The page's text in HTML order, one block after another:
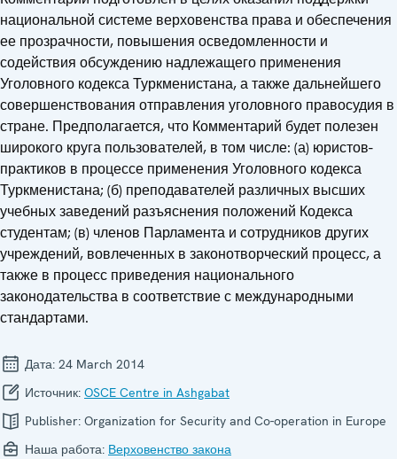
национальной системе верховенства права и обеспечения
ее прозрачности, повышения осведомленности и
содействия обсуждению надлежащего применения
Уголовного кодекса Туркменистана, а также дальнейшего
совершенствования отправления уголовного правосудия в
стране. Предполагается, что Комментарий будет полезен
широкого круга пользователей, в том числе: (а) юристов-
практиков в процессе применения Уголовного кодекса
Туркменистана; (б) преподавателей различных высших
учебных заведений разъяснения положений Кодекса
студентам; (в) членов Парламента и сотрудников других
учреждений, вовлеченных в законотворческий процесс, а
также в процесс приведения национального
законодательства в соответствие с международными
стандартами.
Дата: 24 March 2014
Источник: OSCE Centre in Ashgabat
Publisher: Organization for Security and Co-operation in Europe
Наша работа: Верховенство закона